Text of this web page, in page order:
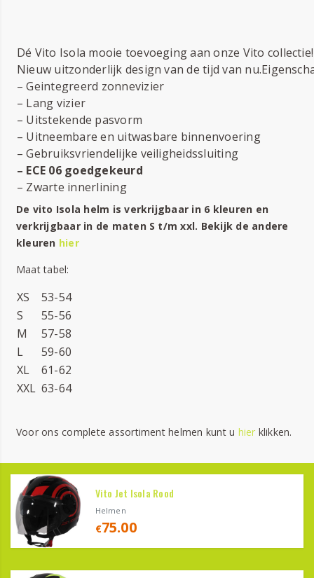
Dé Vito Isola mooie toevoeging aan onze Vito collectie!
Nieuw uitzonderlijk design van de tijd van
– Geintegreerd zonnevizier
– Lang vizier
– Uitstekende pasvorm
– Uitneembare en uitwasbare binnenvoering
– Gebruiksvriendelijke veiligheidssluiting
– ECE 06 goedgekeurd
– Zwarte innerlining
De vito Isola helm is verkrijgbaar in 6 kleuren en
verkrijgbaar in de maten S t/m xxl. Bekijk de andere
kleuren hier
Maat tabel:
XS
53-54
S
55-56
M
57-58
L
59-60
XL
61-62
XXL 63-64
Voor ons complete assortiment helmen kunt u hier klikken.
Vito Jet Isola Rood
Helmen
€75.00